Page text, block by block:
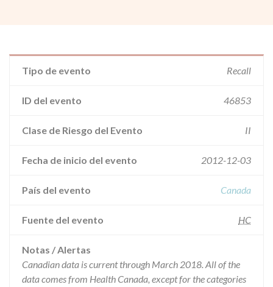
Tipo de evento Recall
ID del evento 46853
Clase de Riesgo del Evento II
Fecha de inicio del evento 2012-12-03
País del evento Canada
Fuente del evento HC
Notas / Alertas
Canadian data is current through March 2018. All of the
data comes from Health Canada, except for the categories